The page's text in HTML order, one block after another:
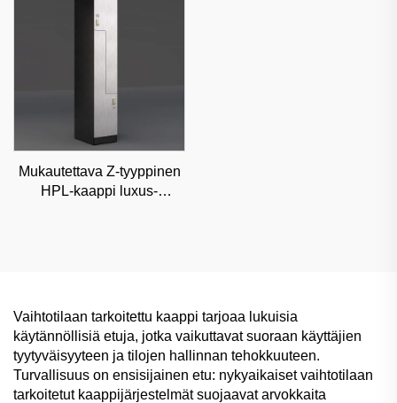
kulmilla
Mukautettava Z-tyyppinen
HPL-kaappi luxus-
Vaihtotilaan tarkoitettu kaappi tarjoaa lukuisia
käytännöllisiä etuja, jotka vaikuttavat suoraan käyttäjien
tyytyväisyyteen ja tilojen hallinnan tehokkuuteen.
Turvallisuus on ensisijainen etu: nykyaikaiset vaihtotilaan
tarkoitetut kaappijärjestelmät suojaavat arvokkaita